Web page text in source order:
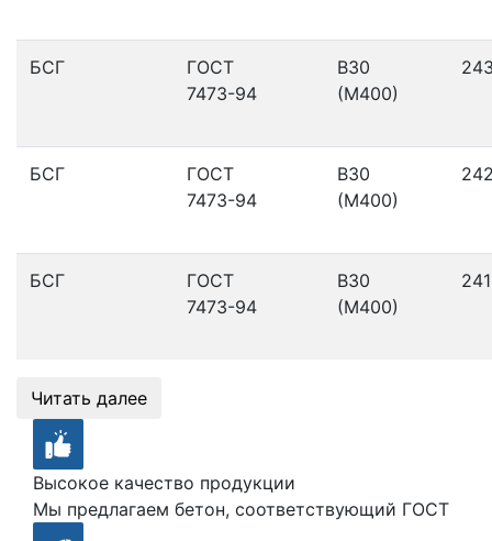
БСГ
ГОСТ
7473-94
В30
(М400)
БСГ
ГОСТ
7473-94
В30
(М400)
БСГ
ГОСТ
7473-94
В30
(М400)
Читать далее
Высокое качество продукции
Мы предлагаем бетон, соответствующий ГОСТ